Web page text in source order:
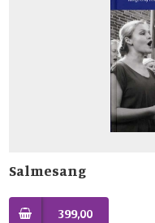
Salmesang
399,00